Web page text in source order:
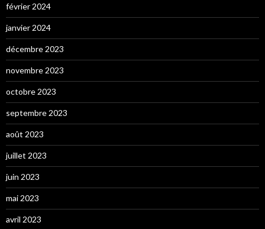
février 2024
janvier 2024
décembre 2023
novembre 2023
octobre 2023
septembre 2023
août 2023
juillet 2023
juin 2023
mai 2023
avril 2023